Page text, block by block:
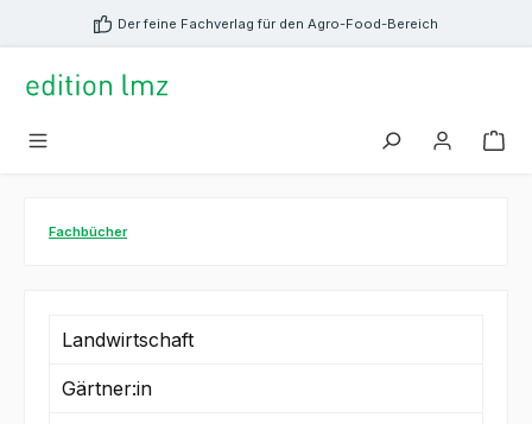
springen Der feine Fachverlag für den Agro-Food-Bereich
Fachbücher
Landwirtschaft
Gärtner:in